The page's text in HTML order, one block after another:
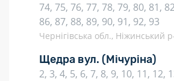
74, 75, 76, 77, 78, 79, 80, 81,
86, 87, 88, 89, 90, 91, 92, 93
Чернігівська обл., Ніжинський
Щедра вул. (Мічуріна)
2, 3, 4, 5, 6, 7, 8, 9, 10, 11, 12,